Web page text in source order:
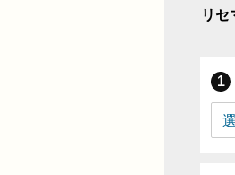
リセ